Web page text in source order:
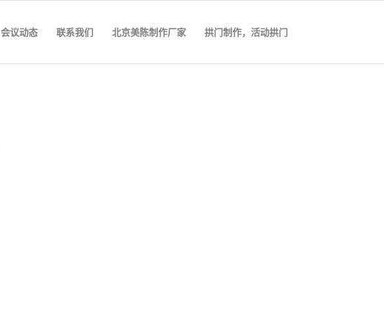
会议动态 联系我们 北京美陈制作厂家 拱门制作，活动拱门